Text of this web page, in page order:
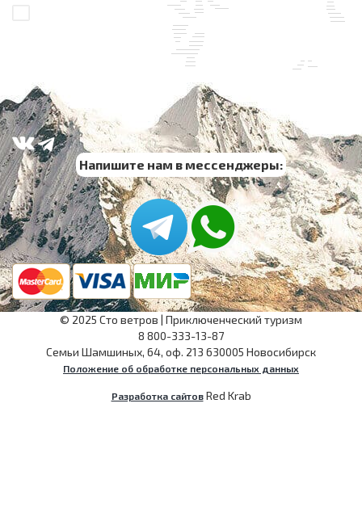
Напишите нам в мессенджеры:
© 2025 Сто ветров | Приключенческий туризм
8 800-333-13-87
Семьи Шамшиных, 64, оф. 213 630005 Новосибирск
Положение об обработке персональных данных
Разработка сайтовRed Krab